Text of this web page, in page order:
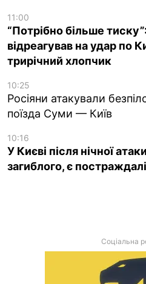
11:00
“Потрібно більше
відреагував на удар по
трирічний хлопчик
10:25
Росіяни атакували
поїзда Суми — Київ
10:16
У Києві після нічної
загиблого, є постраждалі
Соціальна